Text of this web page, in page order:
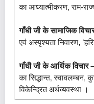
का आध्यात्मीकरण, राम-
गाँधी जी के सामाजिक
एवं अस्पृश्यता निवारण,
गाँधी जी के आर्थिक विचार–
का सिद्धान्त, स्वावलम्बन,
विकेन्द्रित अर्थव्यवस्था ।